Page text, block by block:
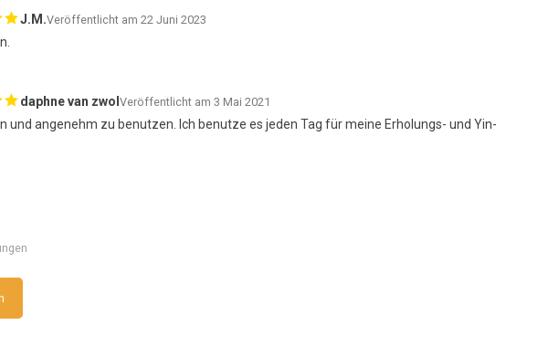
J.M.Veröffentlicht am 22 Juni 2023
daphne van zwol Veröffentlicht am 3 Mai 2021
und angenehm zu benutzen. Ich benutze es jeden Tag für meine Erholungs- und Yin-